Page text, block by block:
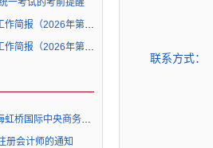
一考试的考前提醒
上海市注册会计师行业党委工作简报（2026年第5期）
上海市注册会计师行业党委工作简报（2026年第4期）
上海市注册会计师协会与上海虹桥国际中央商务区管委会签署战略合作协议并为“上海注册会计师行业企业出海虹桥服务站”揭牌
册会计师的通知
联系方式：